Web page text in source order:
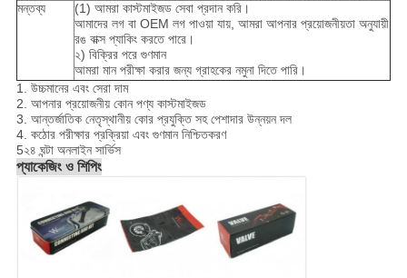
মন্তব্য
(1) আমরা কাস্টমাইজড সেবা প্রদান করি।
আমাদের লগ বা OEM লগ পাওয়া যায়, আমরা আপনার প্রয়োজনীয়তা অনুযায়ী
রঙ বাক্স প্যাকিং করতে পারে।
২) বিক্রির পরে গুণমান
আমরা মান পরীক্ষা করার জন্য গ্রাহকের নমুনা দিতে পারি।
1. উচ্চমানের এবং সেরা দাম
2. আপনার প্রয়োজনীয় কোন পণ্য কাস্টমাইজড
3. আন্তর্জাতিক নেতৃস্থানীয় কোর প্রযুক্তি সহ পেশাদার উন্নয়ন দল
4. কঠোর পরীক্ষার প্রক্রিয়া এবং গুণমান নিশ্চিতকরণ
5২৪ ঘন্টা অনলাইন সার্ভিস
প্যাকেজিং ও শিপিং